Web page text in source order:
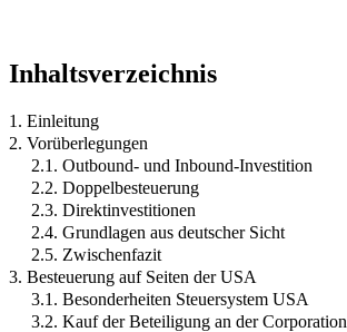
Inhaltsverzeichnis
1. Einleitung
2. Vorüberlegungen
2.1. Outbound- und Inbound-Investition
2.2. Doppelbesteuerung
2.3. Direktinvestitionen
2.4. Grundlagen aus deutscher Sicht
2.5. Zwischenfazit
3. Besteuerung auf Seiten der USA
3.1. Besonderheiten Steuersystem USA
3.2. Kauf der Beteiligung an der Corporation